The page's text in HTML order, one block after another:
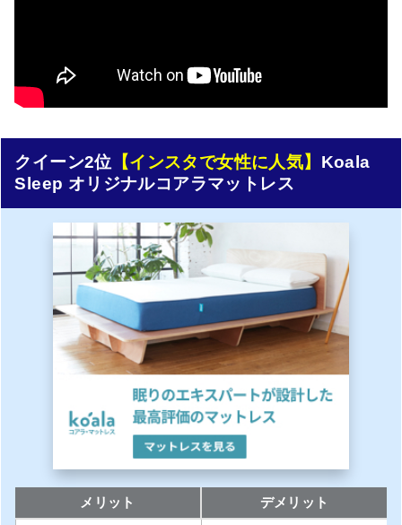
クイーン2位 【インスタで女性に人気】 Koala
Sleep オリジナルコアラマットレス
メリット デメリット